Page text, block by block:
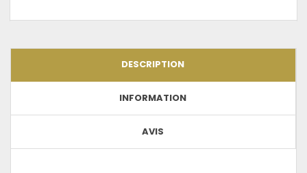
DESCRIPTION
INFORMATION
AVIS